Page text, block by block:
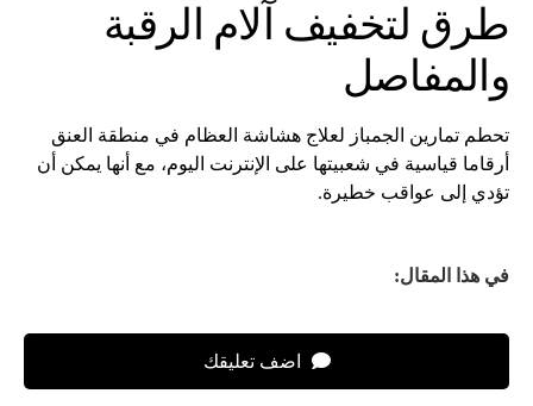
طرق لتخفيف آلام الرقبة
والمفاصل
تحطم تمارين الجمباز لعلاج هشاشة العظام في منطقة العنق
أرقاما قياسية في شعبيتها على الإنترنت اليوم، مع أنها يمكن أن
تؤدي إلى عواقب خطيرة.
في هذا المقال:
اضف تعليقك